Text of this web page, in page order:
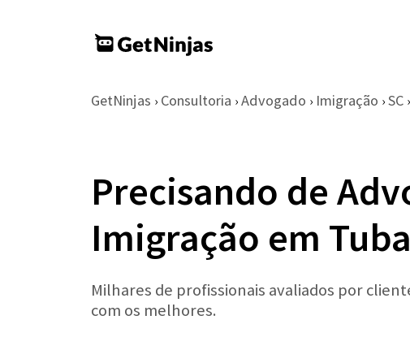
GetNinjas › Consultoria › Advogado › Imigração › SC ›
Precisando de
Imigração em
Milhares de profissionais avaliados por
com os melhores.